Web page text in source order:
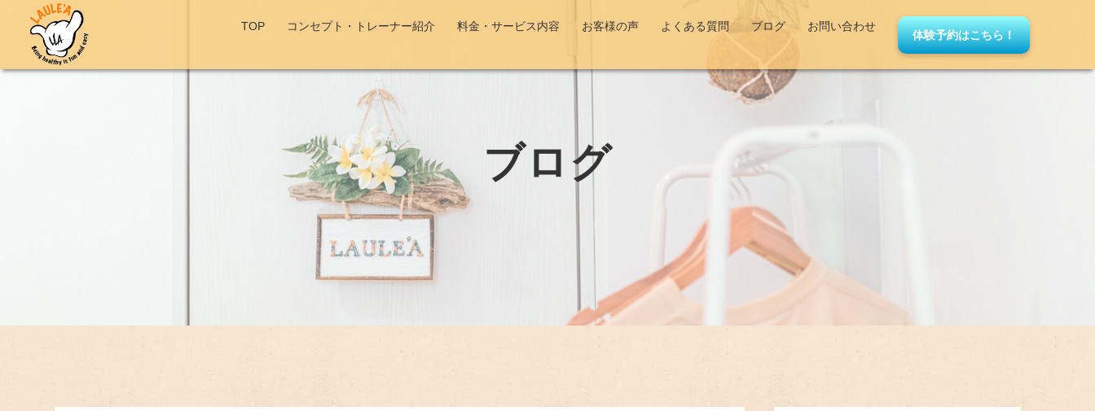
TOP コンセプト・トレーナー紹介 料金・サービス内容 お客様の声 よくある質問 ブログ お問い合わせ
体験予約はこちら！
ブログ